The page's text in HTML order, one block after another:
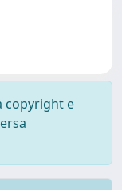
copyright e